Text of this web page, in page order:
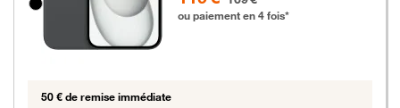
ou paiement en 4 fois*
50 € de remise immédiate